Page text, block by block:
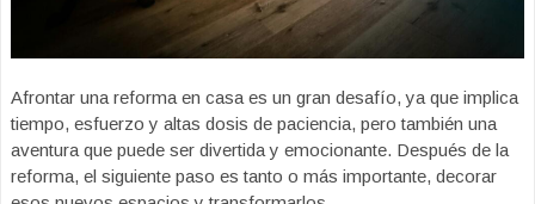
Afrontar una reforma en casa es un gran desafío, ya que implica
tiempo, esfuerzo y altas dosis de paciencia, pero también una
aventura que puede ser divertida y emocionante. Después de la
reforma, el siguiente paso es tanto o más importante, decorar